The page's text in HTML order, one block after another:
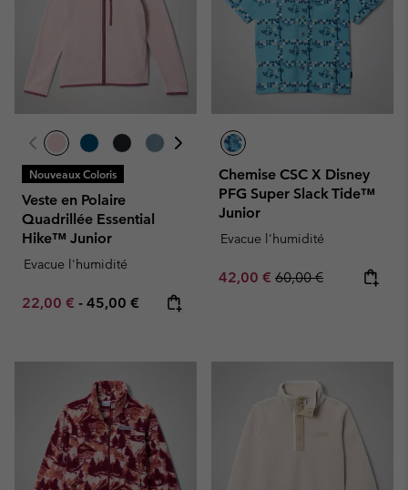
Nouveaux Coloris
Veste en Polaire
Quadrillée Essential
Hike™ Junior
Evacue l'humidité
Minimum sale price:
22,00 € - Maximum price:
45,00 €
Chemise CSC X Disney
PFG Super Slack Tide™
Junior
Evacue l'humidité
Sale price:
42,00 € Regular price:
60,00 €